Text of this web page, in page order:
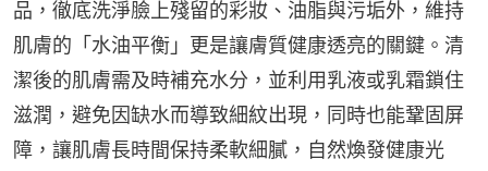
品，徹底洗淨臉上殘留的彩妝、油脂與污垢外，維持
肌膚的「水油平衡」更是讓膚質健康透亮的關鍵。清
潔後的肌膚需及時補充水分，並利用乳液或乳霜鎖住
滋潤，避免因缺水而導致細紋出現，同時也能鞏固屏
障，讓肌膚長時間保持柔軟細膩，自然煥發健康光